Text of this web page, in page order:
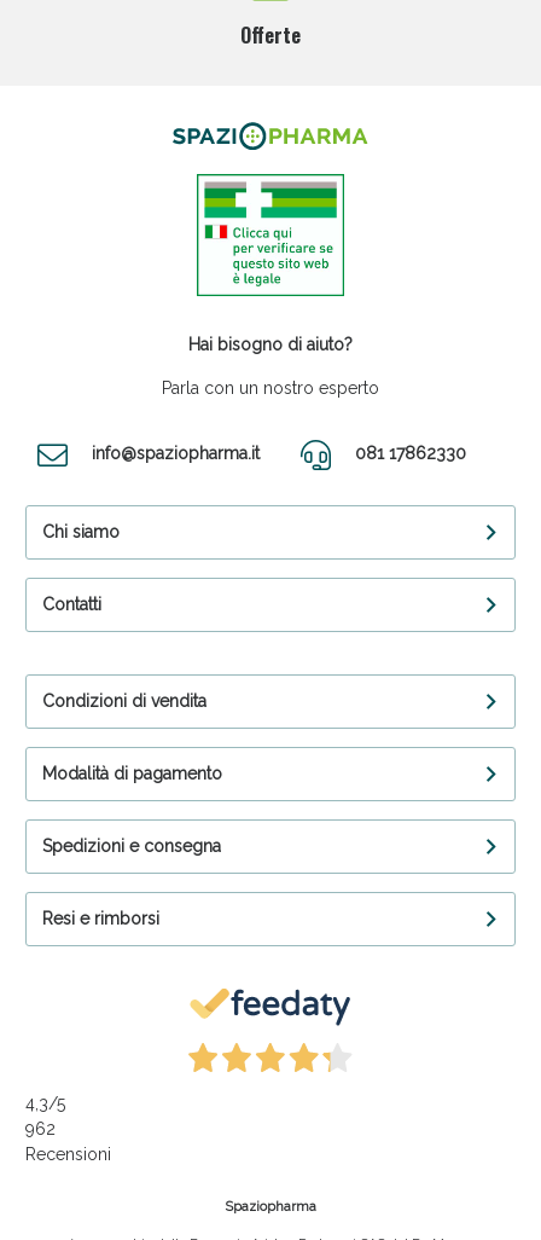
Offerte
Hai bisogno di aiuto?
Parla con un nostro esperto
info@spaziopharma.it 081 17862330
Chi siamo
Contatti
Condizioni di vendita
Modalità di pagamento
Spedizioni e consegna
Resi e rimborsi
4,3/5
962
Recensioni
Spaziopharma